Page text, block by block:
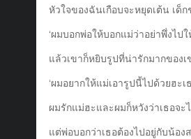
หัวใจของฉันเกือบจะหยุดเต้น เด็
‘ผมบอกพ่อให้บอกแม่ว่าอย่าพึ่งไป
แล้วเขาก็หยิบรูปที่น่ารักมากของ
‘ผมอยากให้แม่เอารูปนี้ไปด้วยฮะ
ผมรักแม่ฮะและผมก็หวังว่าเธอจะ
แต่พ่อบอกว่าเธอต้องไปอยู่กับน้อง